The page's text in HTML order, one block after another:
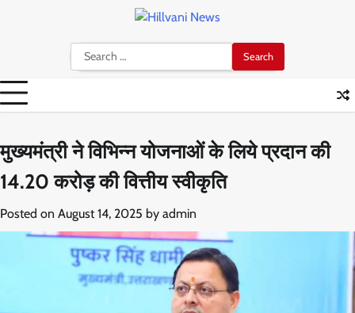
Search
for:
मुख्यमंत्री ने विभिन्न योजनाओं के लिये प्रदान की
14.20 करोड़ की वित्तीय स्वीकृति
Posted on August 14, 2025 by admin